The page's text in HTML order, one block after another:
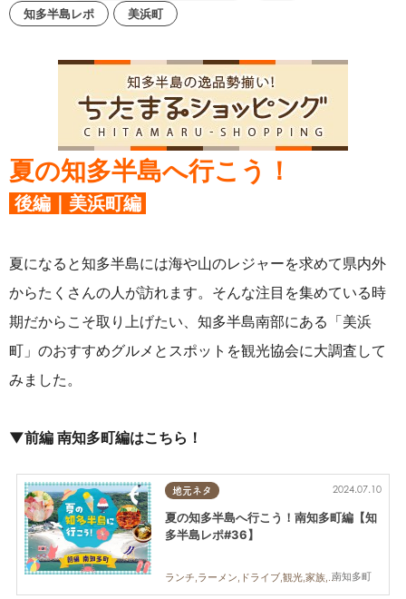
知多半島レポ
美浜町
夏の知多半島へ行こう！
後編｜美浜町編
夏になると知多半島には海や山のレジャーを求めて県内外
からたくさんの人が訪れます。そんな注目を集めている時
期だからこそ取り上げたい、知多半島南部にある「美浜
町」のおすすめグルメとスポットを観光協会に大調査して
みました。
▼前編 南知多町編はこちら！
地元ネタ
南知多町
2024.07.10
夏の知多半島へ行こう！南知多町編【知
多半島レポ#36】
ランチ,ラーメン,ドライブ,観光,家族,カップル,おひとりさま,友人,知多半島レポ